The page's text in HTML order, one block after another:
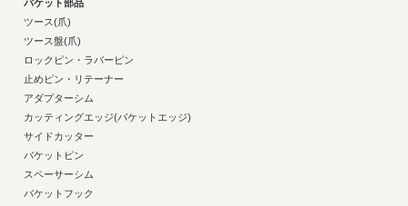
バケット部品
ツース(爪)
ツース盤(爪)
ロックピン・ラバーピン
止めピン・リテーナー
アダプターシム
カッティングエッジ(バケットエッジ)
サイドカッター
バケットピン
スペーサーシム
バケットフック